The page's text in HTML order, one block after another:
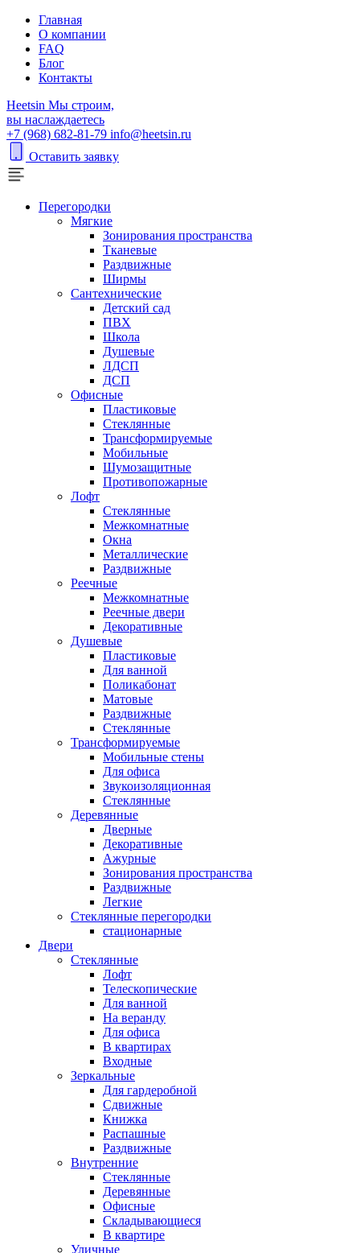
Главная
О компании
FAQ
Блог
Контакты
Heetsin Мы строим,
вы наслаждаетесь
+7 (968) 682-81-79 info@heetsin.ru
Оставить заявку
Перегородки
Мягкие
Зонирования пространства
Тканевые
Раздвижные
Ширмы
Сантехнические
Детский сад
ПВХ
Школа
Душевые
ЛДСП
ДСП
Офисные
Пластиковые
Стеклянные
Трансформируемые
Мобильные
Шумозащитные
Противопожарные
Лофт
Стеклянные
Межкомнатные
Окна
Металлические
Раздвижные
Реечные
Межкомнатные
Реечные двери
Декоративные
Душевые
Пластиковые
Для ванной
Поликабонат
Матовые
Раздвижные
Стеклянные
Трансформируемые
Мобильные стены
Для офиса
Звукоизоляционная
Стеклянные
Деревянные
Дверные
Декоративные
Ажурные
Зонирования пространства
Раздвижные
Легкие
Стеклянные перегородки
стационарные
Двери
Стеклянные
Лофт
Телескопические
Для ванной
На веранду
Для офиса
В квартирах
Входные
Зеркальные
Для гардеробной
Сдвижные
Книжка
Распашные
Раздвижные
Внутренние
Стеклянные
Деревянные
Офисные
Складывающиеся
В квартире
Уличные